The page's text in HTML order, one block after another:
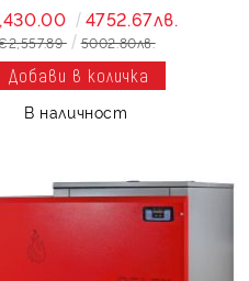
4752.67лв.
5002.80лв.
В наличност